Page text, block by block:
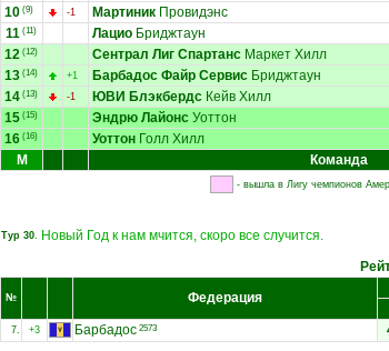
10 (9) -1 Мартиник Провидэнс
11 (11) Лацио Бриджтаун
12 (12) Сентрал Лиг Спартанс Маркет Хилл
13 (14) +1 Барбадос Файр Сервис Бриджтаун
14 (13) -1 ЮВИ Блэкбердс Кейв Хилл
15 (15) Эндрю Лайонс Уоттон
16 (16) Уоттон Голл Хилл
М
Команда
- вышла в Лигу чемпионов
Тур 30. Новый Год к нам мчится, скоро все случится.
№ Федерация
7. +3 Барбадос 2573